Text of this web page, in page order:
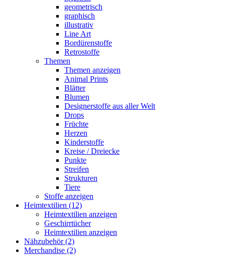
geometrisch
graphisch
illustrativ
Line Art
Bordürenstoffe
Retrostoffe
Themen
Themen anzeigen
Animal Prints
Blätter
Blumen
Designerstoffe aus aller Welt
Drops
Früchte
Herzen
Kinderstoffe
Kreise / Dreiecke
Punkte
Streifen
Strukturen
Tiere
Stoffe anzeigen
Heimtextilien (12)
Heimtextilien anzeigen
Geschirrtücher
Heimtextilien anzeigen
Nähzubehör (2)
Merchandise (2)